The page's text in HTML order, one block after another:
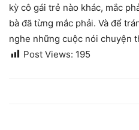
kỳ cô gái trẻ nào khác, mắc
bà đã từng mắc phải. Và để
nghe những cuộc nói chuyện
Post Views: 195